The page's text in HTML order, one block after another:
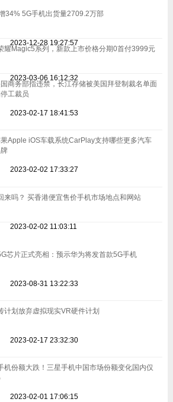
34% 5G手机出货量2709.2万部
2023-12-28 19:27:57
耀Magic5系列，新款上市价格分期0首付3999元
2023-03-06 16:12:32
商务部指违禁，长江存储被美国拜登制裁名单面
工裁员
2023-02-17 18:41:53
Apple iOS车载系统CarPlay支持哪些更多汽车
2023-02-02 17:33:27
来吗？ 买香港便宜售价手机市场地点和网站
2023-02-02 11:03:11
芯片正式亮相：预示华为将发首款5G手机
2023-08-31 13:22:33
计划放弃虚拟现实VR硬件计划
2023-02-17 23:32:30
机份额大跌！三星手机中国市场份额变化国内仅
2023-02-01 17:06:15